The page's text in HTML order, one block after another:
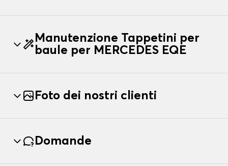
Manutenzione Tappetini per
baule per MERCEDES EQE
Foto dei nostri clienti
Domande